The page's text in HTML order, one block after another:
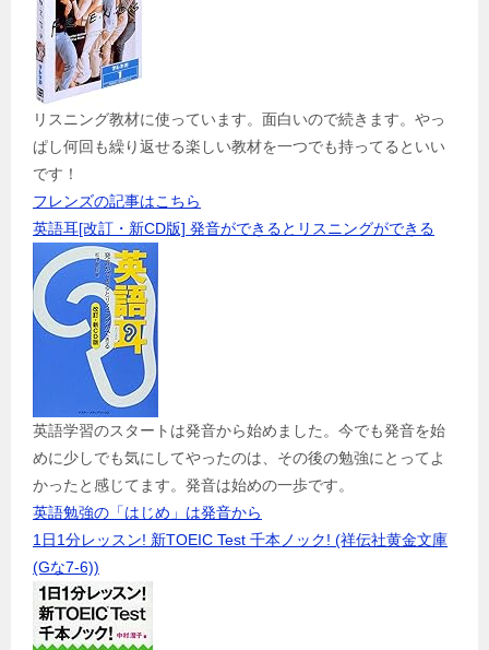
リスニング教材に使っています。面白いので続きます。やっ
ぱし何回も繰り返せる楽しい教材を一つでも持ってるといい
です！
フレンズの記事はこちら
英語耳[改訂・新CD版] 発音ができるとリスニングができる
英語学習のスタートは発音から始めました。今でも発音を始
めに少しでも気にしてやったのは、その後の勉強にとってよ
かったと感じてます。発音は始めの一歩です。
英語勉強の「はじめ」は発音から
1日1分レッスン! 新TOEIC Test 千本ノック! (祥伝社黄金文庫
(Gな7-6))